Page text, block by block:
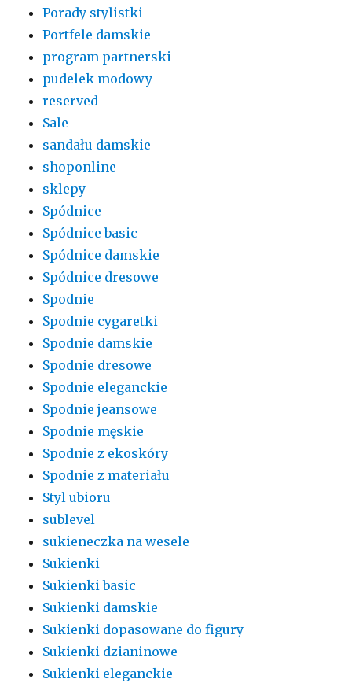
Porady stylistki
Portfele damskie
program partnerski
pudelek modowy
reserved
Sale
sandału damskie
shoponline
sklepy
Spódnice
Spódnice basic
Spódnice damskie
Spódnice dresowe
Spodnie
Spodnie cygaretki
Spodnie damskie
Spodnie dresowe
Spodnie eleganckie
Spodnie jeansowe
Spodnie męskie
Spodnie z ekoskóry
Spodnie z materiału
Styl ubioru
sublevel
sukieneczka na wesele
Sukienki
Sukienki basic
Sukienki damskie
Sukienki dopasowane do figury
Sukienki dzianinowe
Sukienki eleganckie